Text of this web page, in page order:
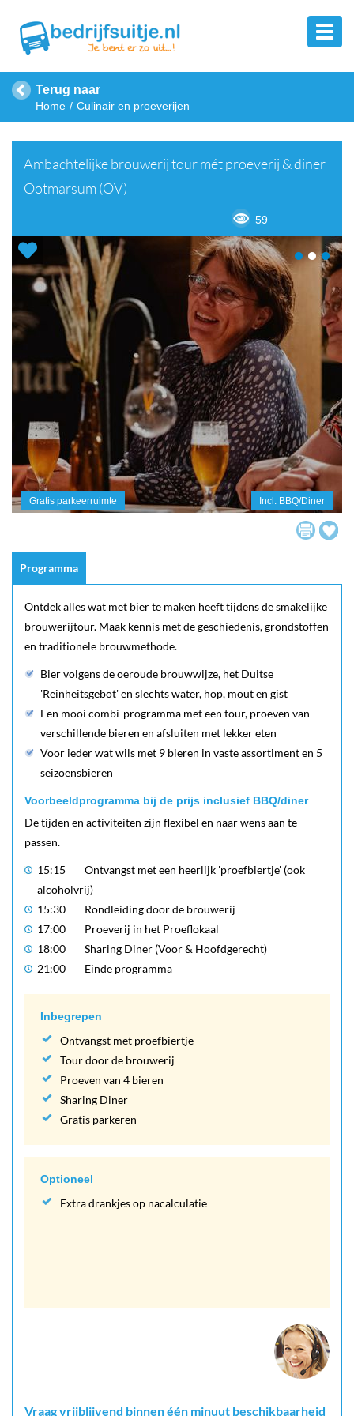
Terug naar
Home Culinair en proeverijen
59
Ambachtelijke brouwerij tour mét proeverij & diner
Ootmarsum (OV)
Gratis parkeerruimte Incl. BBQ/Diner
Programma
Ontdek alles wat met bier te maken heeft tijdens de smakelijke
brouwerijtour. Maak kennis met de geschiedenis, grondstoffen
en traditionele brouwmethode.
Bier volgens de oeroude brouwwijze, het Duitse
'Reinheitsgebot' en slechts water, hop, mout en gist
Een mooi combi-programma met een tour, proeven van
verschillende bieren en afsluiten met lekker eten
Voor ieder wat wils met 9 bieren in vaste assortiment en 5
seizoensbieren
Voorbeeldprogramma bij de prijs inclusief BBQ/diner
De tijden en activiteiten zijn flexibel en naar wens aan te
passen.
15:15
Ontvangst met een heerlijk 'proefbiertje' (ook
alcoholvrij)
15:30
Rondleiding door de brouwerij
17:00
Proeverij in het Proeflokaal
18:00
Sharing Diner (Voor & Hoofdgerecht)
21:00
Einde programma
Inbegrepen
Ontvangst met proefbiertje
Tour door de brouwerij
Proeven van 4 bieren
Sharing Diner
Gratis parkeren
Optioneel
Extra drankjes op nacalculatie
Vraag vrijblijvend binnen één minuut beschikbaarheid